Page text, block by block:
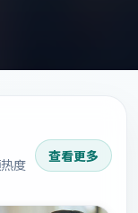
度
查看更多